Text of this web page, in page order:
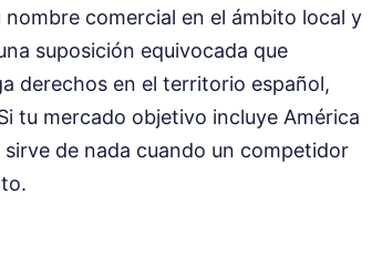
comercial en el ámbito local y
suposición equivocada que
derechos en el territorio español,
tu mercado objetivo incluye América
de nada cuando un competidor